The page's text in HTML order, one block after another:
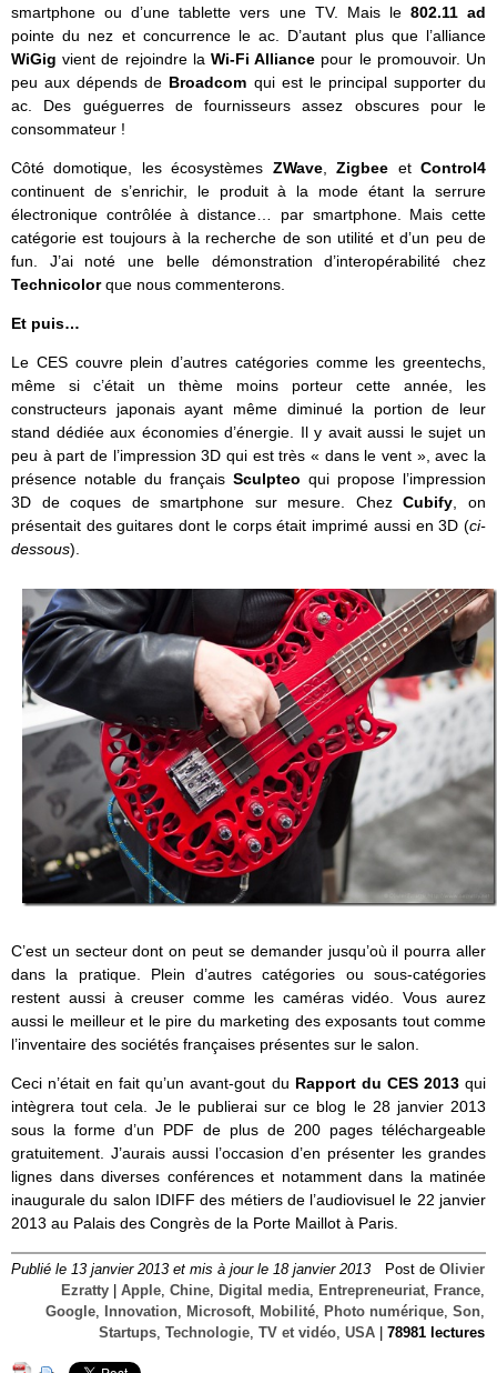
smartphone ou d’une tablette vers une TV. Mais le 802.11 ad
pointe du nez et concurrence le ac. D’autant plus que l’alliance
WiGig vient de rejoindre la Wi-Fi Alliance pour le promouvoir. Un
peu aux dépends de Broadcom qui est le principal supporter du
ac. Des guéguerres de fournisseurs assez obscures pour le
consommateur !
Côté domotique, les écosystèmes ZWave,Zigbee etControl4
continuent de s’enrichir, le produit à la mode étant la serrure
électronique contrôlée à distance… par smartphone. Mais cette
catégorie est toujours à la recherche de son utilité et d’un peu de
fun. J’ai noté une belle démonstration d’interopérabilité chez
Technicolorque nous commenterons.
Et puis…
Le CES couvre plein d’autres catégories comme les greentechs,
même si c’était un thème moins porteur cette année, les
constructeurs japonais ayant même diminué la portion de leur
stand dédiée aux économies d’énergie. Il y avait aussi le sujet un
peu à part de l’impression 3D qui est très « dans le vent », avec la
présence notable du français Sculpteo qui propose l’impression
3D de coques de smartphone sur mesure. ChezCubify, on
présentait des guitares dont le corps était imprimé aussi en 3D (ci-
dessous).
C’est un secteur dont on peut se demander jusqu’où il pourra aller
dans la pratique. Plein d’autres catégories ou sous-catégories
restent aussi à creuser comme les caméras vidéo. Vous aurez
aussi le meilleur et le pire du marketing des exposants tout comme
l’inventaire des sociétés françaises présentes sur le salon.
Ceci n’était en fait qu’un avant-gout du Rapport du CES 2013qui
intègrera tout cela. Je le publierai sur ce blog le 28 janvier 2013
sous la forme d’un PDF de plus de 200 pages téléchargeable
gratuitement. J’aurais aussi l’occasion d’en présenter les grandes
lignes dans diverses conférences et notamment dans la matinée
inaugurale du salon IDIFF des métiers de l’audiovisuel le 22 janvier
2013 au Palais des Congrès de la Porte Maillot à Paris.
Publié le 13 janvier 2013 et mis à jour le 18 janvier 2013 Post de Olivier
Ezratty
Apple Chine Digital media Entrepreneuriat France
Google
Innovation Microsoft Mobilité Photo numérique Son
Startups Technologie TV et vidéo USA 78981 lectures